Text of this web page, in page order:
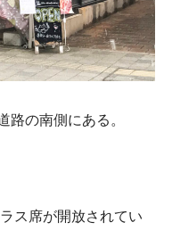
の南側にある。
ス席が開放されてい